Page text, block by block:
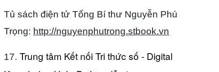
Tủ sách điện tử Tổng Bí thư Nguyễn Phú
Trọng: http://nguyenphutrong.stbook.vn
17. Trung tâm Kết nối Tri thức số - Digital